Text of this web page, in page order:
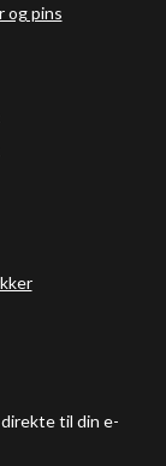
og pins
til din e-